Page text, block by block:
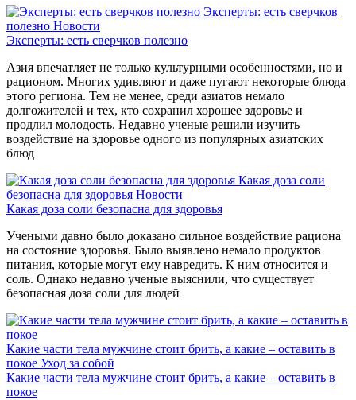
Эксперты: есть сверчков
полезно Новости
Эксперты: есть сверчков полезно
Азия впечатляет не только культурными особенностями, но и
рационом. Многих удивляют и даже пугают некоторые блюда
этого региона. Тем не менее, среди азиатов немало
долгожителей и тех, кто сохранил хорошее здоровье и
продлил молодость. Недавно ученые решили изучить
воздействие на здоровье одного из популярных азиатских
блюд
Какая доза соли
безопасна для здоровья Новости
Какая доза соли безопасна для здоровья
Учеными давно было доказано сильное воздействие рациона
на состояние здоровья. Было выявлено немало продуктов
питания, которые могут ему навредить. К ним относится и
соль. Однако недавно ученые выяснили, что существует
безопасная доза соли для людей
Какие части тела мужчине стоит брить, а какие – оставить в
покое Уход за собой
Какие части тела мужчине стоит брить, а какие – оставить в
покое